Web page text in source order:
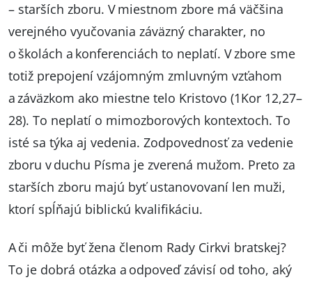
– starších zboru. V miestnom zbore má väčšina
verejného vyučovania záväzný charakter, no
o školách a konferenciách to neplatí. V zbore sme
totiž prepojení vzájomným zmluvným vzťahom
a záväzkom ako miestne telo Kristovo (1Kor 12,27–
28). To neplatí o mimozborových kontextoch. To
isté sa týka aj vedenia. Zodpovednosť za vedenie
zboru v duchu Písma je zverená mužom. Preto za
starších zboru majú byť ustanovovaní len muži,
ktorí spĺňajú biblickú kvalifikáciu.
A či môže byť žena členom Rady Cirkvi bratskej?
To je dobrá otázka a odpoveď závisí od toho, aký